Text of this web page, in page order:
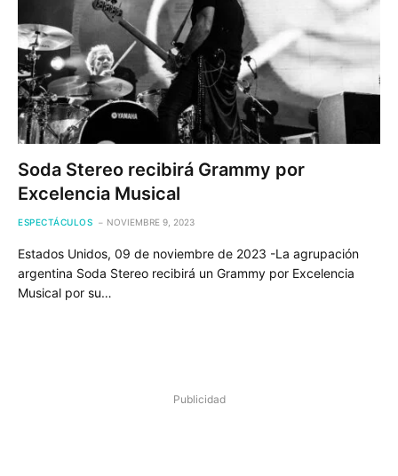
Soda Stereo recibirá Grammy por
Excelencia Musical
ESPECTÁCULOS NOVIEMBRE 9, 2023
Estados Unidos, 09 de noviembre de 2023 -La agrupación
argentina Soda Stereo recibirá un Grammy por Excelencia
Musical por su…
Publicidad